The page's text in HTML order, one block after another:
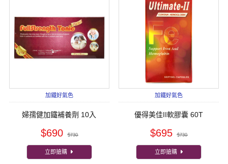
加鐵好氣色
婦孺健加鐵補養劑 10入
$690 $730
立即搶購
加鐵好氣色
優得美佳II軟膠囊 60T
$695 $730
立即搶購